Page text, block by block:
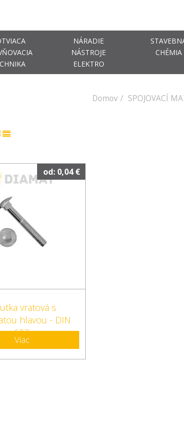
NÁRADIE
NÁSTROJE
ELEKTRO
CHÉMIA
Domov SPOJOVACÍ
od: 0,04 €
vratová s
hlavou - DIN
603
Viac